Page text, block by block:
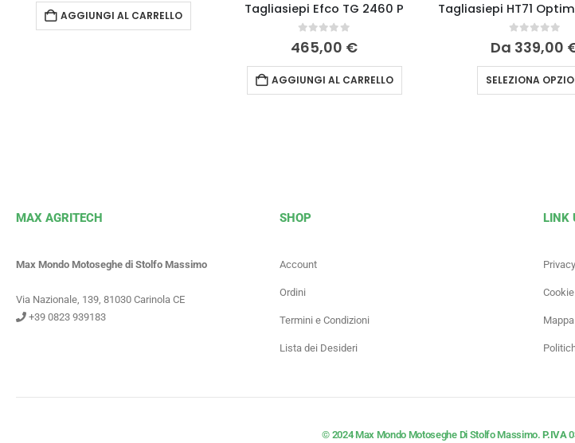
AGGIUNGI AL CARRELLO Tagliasiepi Efco TG 2460 P
0Su 5
465,00 €
AGGIUNGI AL CARRELLO
0Su 5
Da 339,00
SELEZIONA
MAX AGRITECH
Max Mondo Motoseghe di Stolfo Massimo
Via Nazionale, 139, 81030 Carinola CE
+39 0823 939183
SHOP
Account
Ordini
Termini e Condizioni
Lista dei Desideri
LINK
© 2024 Max Mondo Motoseghe Di Stolfo Massimo.P.IVA